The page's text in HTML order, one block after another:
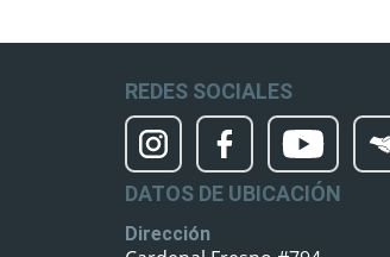
REDES SOCIALES
DATOS DE UBICACIÓN
Dirección